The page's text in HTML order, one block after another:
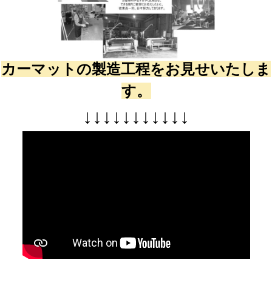
カーマットの製造工程をお見せいたしま
す。
↓ ↓ ↓ ↓ ↓ ↓ ↓ ↓ ↓ ↓ ↓